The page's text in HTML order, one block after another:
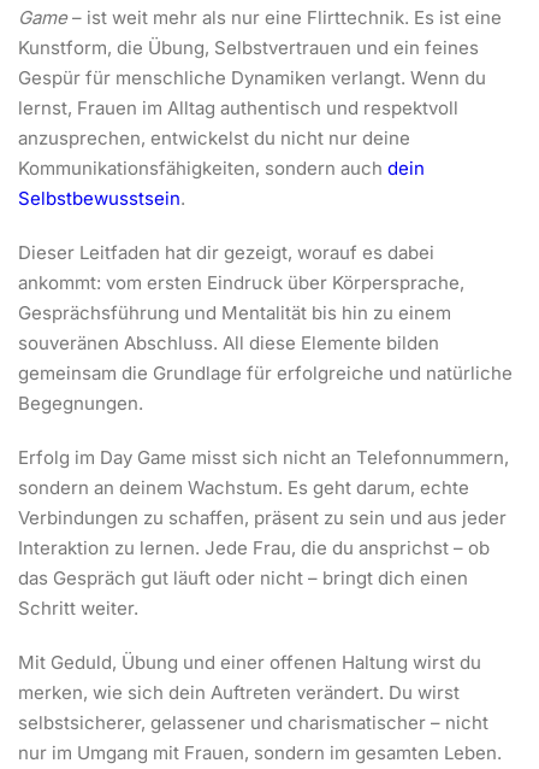
Game– ist weit mehr als nur eine Flirttechnik. Es ist eine
Kunstform, die Übung, Selbstvertrauen und ein feines
Gespür für menschliche Dynamiken verlangt. Wenn du
lernst, Frauen im Alltag authentisch und respektvoll
anzusprechen, entwickelst du nicht nur deine
Kommunikationsfähigkeiten, sondern auch dein
Selbstbewusstsein.
Dieser Leitfaden hat dir gezeigt, worauf es dabei
ankommt: vom ersten Eindruck über Körpersprache,
Gesprächsführung und Mentalität bis hin zu einem
souveränen Abschluss. All diese Elemente bilden
gemeinsam die Grundlage für erfolgreiche und natürliche
Begegnungen.
Erfolg im Day Game misst sich nicht an Telefonnummern,
sondern an deinem Wachstum. Es geht darum, echte
Verbindungen zu schaffen, präsent zu sein und aus jeder
Interaktion zu lernen. Jede Frau, die du ansprichst – ob
das Gespräch gut läuft oder nicht – bringt dich einen
Schritt weiter.
Mit Geduld, Übung und einer offenen Haltung wirst du
merken, wie sich dein Auftreten verändert. Du wirst
selbstsicherer, gelassener und charismatischer – nicht
nur im Umgang mit Frauen, sondern im gesamten Leben.